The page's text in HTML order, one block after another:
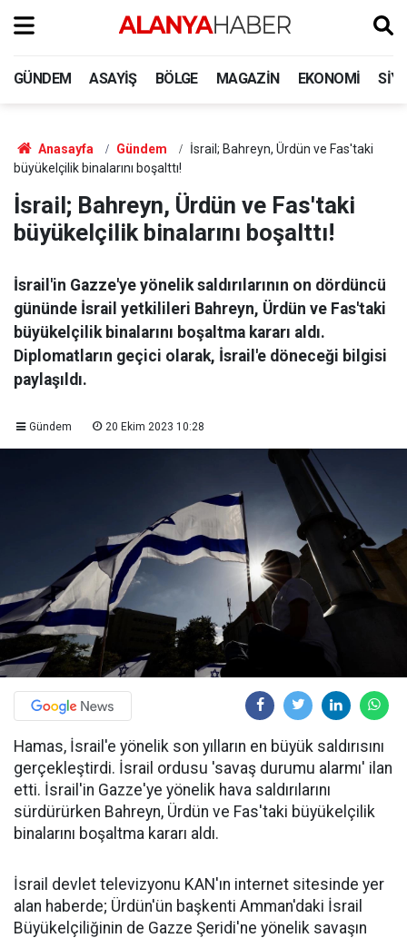
GÜNDEM ASAYIŞ BÖLGE MAGAZIN EKONOMI
Anasayfa Gündem
İsrail; Bahreyn, Ürdün ve Fas'taki
büyükelçilik binalarını boşalttı!
İsrail; Bahreyn, Ürdün ve Fas'taki
büyükelçilik binalarını boşalttı!
İsrail'in Gazze'ye yönelik saldırılarının on dördüncü
gününde İsrail yetkilileri Bahreyn, Ürdün ve Fas'taki
büyükelçilik binalarını boşaltma kararı aldı.
Diplomatların geçici olarak, İsrail'e döneceği bilgisi
paylaşıldı.
Gündem 20 Ekim 2023 10:28
Hamas, İsrail'e yönelik son yılların en büyük saldırısını
gerçekleştirdi. İsrail ordusu 'savaş durumu alarmı' ilan
etti. İsrail'in Gazze'ye yönelik hava saldırılarını
sürdürürken Bahreyn, Ürdün ve Fas'taki büyükelçilik
binalarını boşaltma kararı aldı.
İsrail devlet televizyonu KAN'ın internet sitesinde yer
alan haberde; Ürdün'ün başkenti Amman'daki İsrail
Büyükelçiliğinin de Gazze Şeridi'ne yönelik savaşın